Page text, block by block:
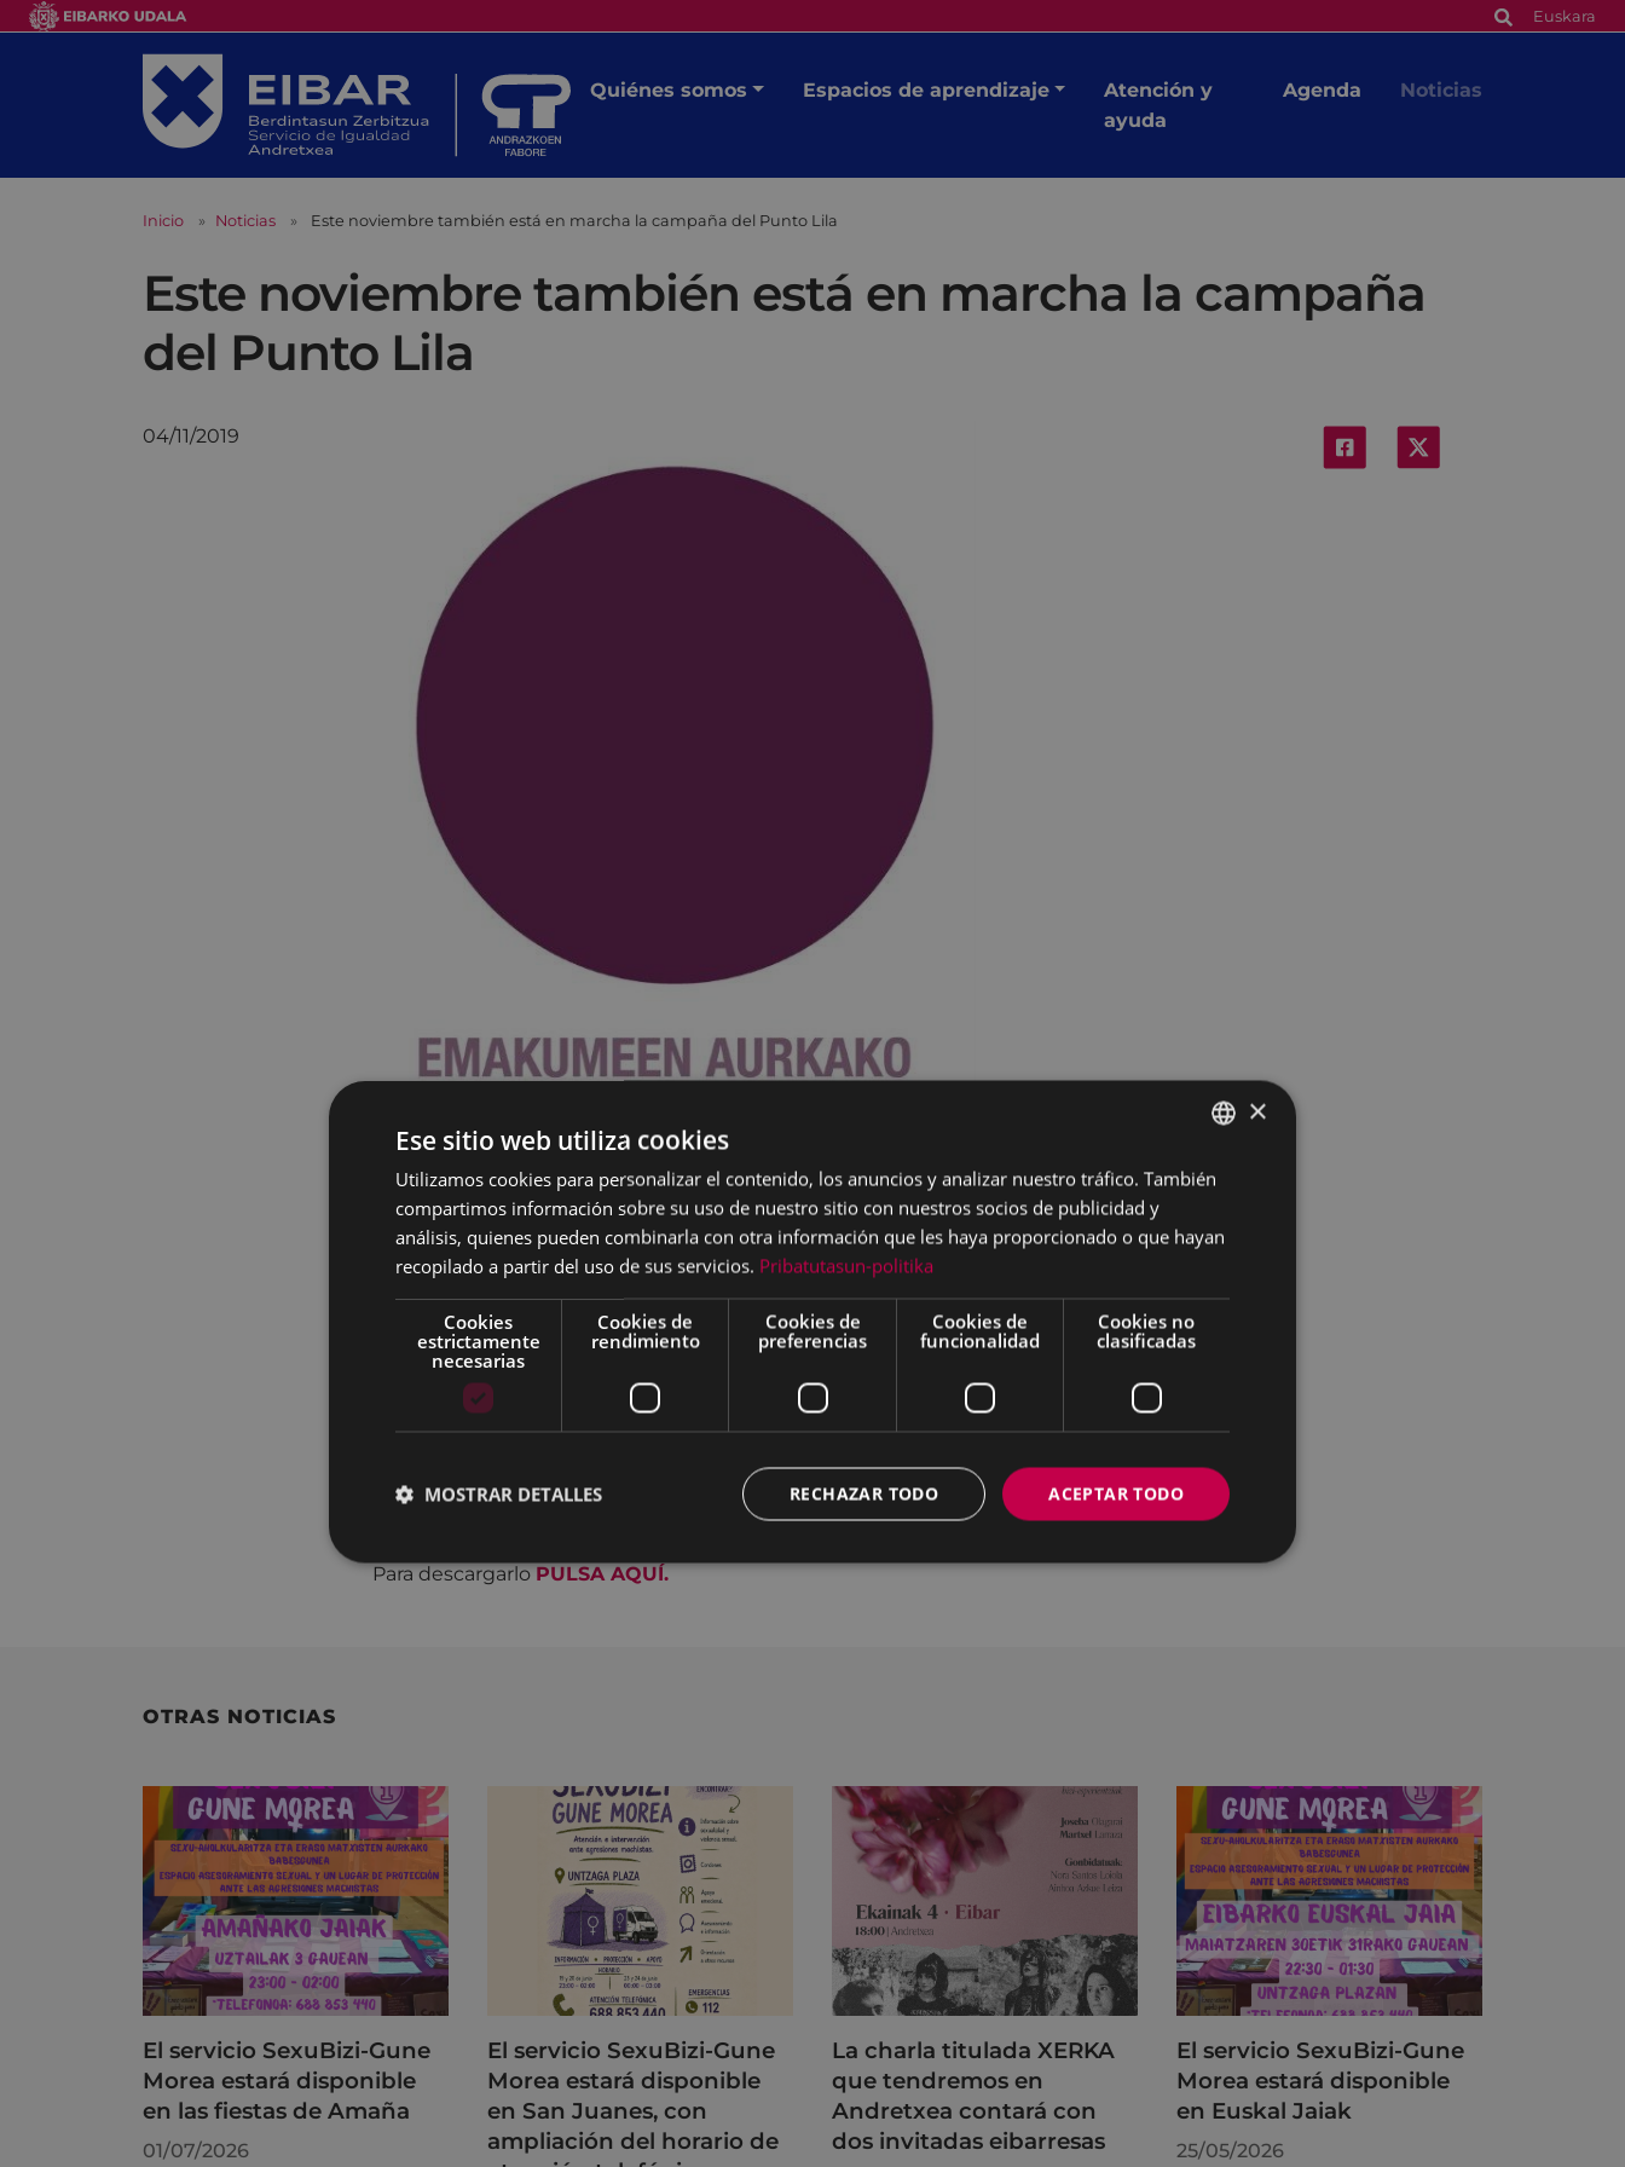
Euskara
Quiénes somos Espacios de aprendizaje
Atención y
ayuda
Agenda Noticias
Inicio Noticias Este noviembre también está en marcha la campaña del Punto Lila
Este noviembre también está en marcha la campaña
del Punto Lila
04/11/2019
El punto lila es el símbolo de la actitud de rechazo a la violencia contra las mujeres.
Mostrar este símbolo públicamente implica un compromiso activo contra este tipo de
Si queréis el punto lila, para ponerlo en las ventanas de vuestra casa, comercio o bar,
en la calle Zezenbide 9 bajo,a recogerlo.
Para descargarlo PULSA AQUÍ.
OTRAS NOTICIAS
El servicio SexuBizi-Gune
Morea estará disponible
en las fiestas de Amaña
01/07/2026
El servicio SexuBizi-Gune
Morea estará disponible
en San Juanes, con
ampliación del horario de
La charla titulada XERKA
que tendremos en
Andretxea contará con
dos invitadas eibarresas
El servicio SexuBizi-Gune
Morea estará disponible
en Euskal Jaiak
25/05/2026
BASQUE
×
Ese sitio web utiliza cookies
Utilizamos cookies para personalizar el contenido, los anuncios y analizar nuestro tráfico. También
compartimos información sobre su uso de nuestro sitio con nuestros socios de publicidad y
análisis, quienes pueden combinarla con otra información que les haya proporcionado o que hayan
recopilado a partir del uso de sus servicios. Pribatutasun-politika
Cookies
estrictamente
necesarias
Cookies de
rendimiento
Cookies de
preferencias
Cookies de
funcionalidad
Cookies no
clasificadas
ACEPTAR TODO
RECHAZAR TODO
MOSTRAR DETALLES